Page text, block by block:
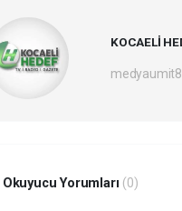
KOCAELİ
Okuyucu Yorumları (0)